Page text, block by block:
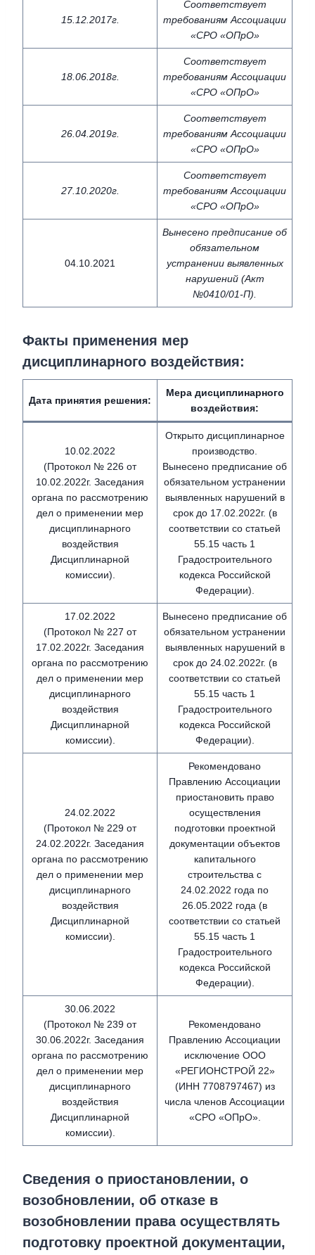
15.12.2017г.
Соответствует
требованиям Ассоциации
«СРО «ОПрО»
18.06.2018г.
Соответствует
требованиям Ассоциации
«СРО «ОПрО»
26.04.2019г.
Соответствует
требованиям Ассоциации
«СРО «ОПрО»
27.10.2020г.
Соответствует
требованиям Ассоциации
«СРО «ОПрО»
04.10.2021
Вынесено предписание об
обязательном
устранении выявленных
нарушений (Акт
№0410/01-П).
Факты применения мер
дисциплинарного воздействия:
Дата принятия решения:
Мера дисциплинарного
воздействия:
10.02.2022
(Протокол № 226 от
10.02.2022г. Заседания
органа по рассмотрению
дел о применении мер
дисциплинарного
воздействия
Дисциплинарной
комиссии).
Открыто дисциплинарное
производство.
Вынесено предписание об
обязательном устранении
выявленных нарушений в
срок до 17.02.2022г. (в
соответствии со статьей
55.15 часть 1
Градостроительного
кодекса Российской
Федерации).
17.02.2022
(Протокол № 227 от
17.02.2022г. Заседания
органа по рассмотрению
дел о применении мер
дисциплинарного
воздействия
Дисциплинарной
комиссии).
Вынесено предписание об
обязательном устранении
выявленных нарушений в
срок до 24.02.2022г. (в
соответствии со статьей
55.15 часть 1
Градостроительного
кодекса Российской
Федерации).
24.02.2022
(Протокол № 229 от
24.02.2022г. Заседания
органа по рассмотрению
дел о применении мер
дисциплинарного
воздействия
Дисциплинарной
комиссии).
Рекомендовано
Правлению Ассоциации
приостановить право
осуществления
подготовки проектной
документации объектов
капитального
строительства с
24.02.2022 года по
26.05.2022 года (в
соответствии со статьей
55.15 часть 1
Градостроительного
кодекса Российской
Федерации).
30.06.2022
(Протокол № 239 от
30.06.2022г. Заседания
органа по рассмотрению
дел о применении мер
дисциплинарного
воздействия
Дисциплинарной
комиссии).
Рекомендовано
Правлению Ассоциации
исключение ООО
«РЕГИОНСТРОЙ 22»
(ИНН 7708797467) из
числа членов Ассоциации
«СРО «ОПрО».
Сведения о приостановлении, о
возобновлении, об отказе в
возобновлении права осуществлять
подготовку проектной документации,